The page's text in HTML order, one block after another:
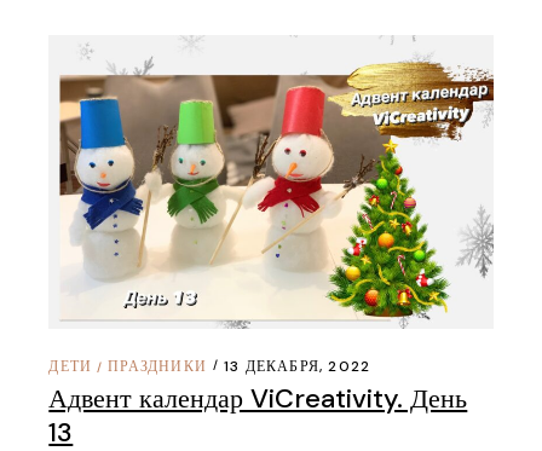
ДЕТИ /ПРАЗДНИКИ 13 ДЕКАБРЯ, 2022
Адвент календар ViCreativity. День
13